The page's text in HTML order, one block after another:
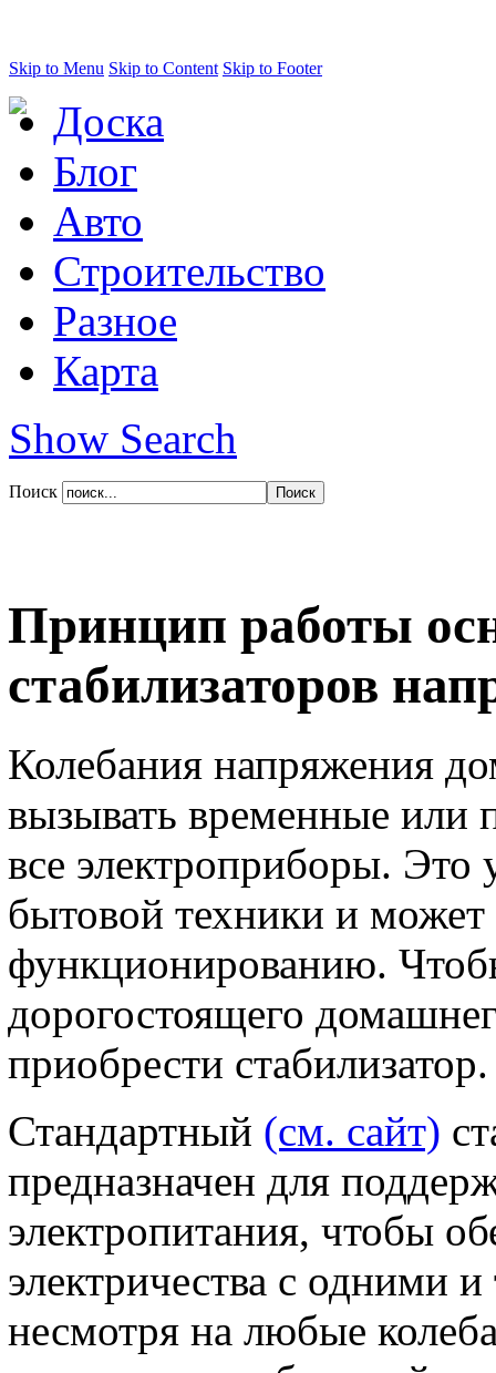
Skip to Menu Skip to Content Skip to Footer
Доска
Блог
Авто
Строительство
Разное
Карта
Show Search
Поиск
Принцип работы
стабилизаторов
Колебания напряжения
вызывать временные или
все электроприборы.
бытовой техники и
функционированию.
дорогостоящего
приобрести стабилизатор.
Стандартный (см. сайт)
предназначен для
электропитания, чтобы
электричества с одними
несмотря на любые